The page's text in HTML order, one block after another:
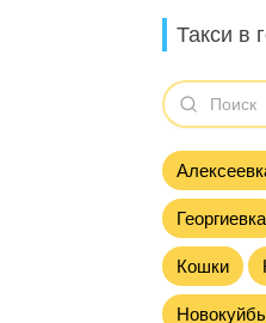
Такси в
Георгиевка
Кошки